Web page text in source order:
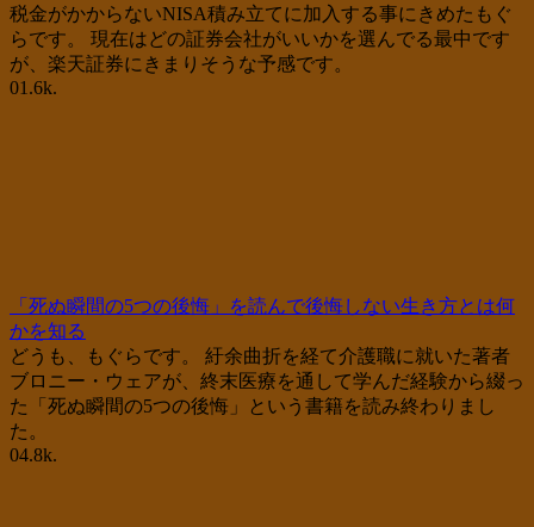
税金がかからないNISA積み立てに加入する事にきめたもぐ
らです。 現在はどの証券会社がいいかを選んでる最中です
が、楽天証券にきまりそうな予感です。
01.6k.
「死ぬ瞬間の5つの後悔」を読んで後悔しない生き方とは何
かを知る
どうも、もぐらです。 紆余曲折を経て介護職に就いた著者
ブロニー・ウェアが、終末医療を通して学んだ経験から綴っ
た「死ぬ瞬間の5つの後悔」という書籍を読み終わりまし
た。
04.8k.